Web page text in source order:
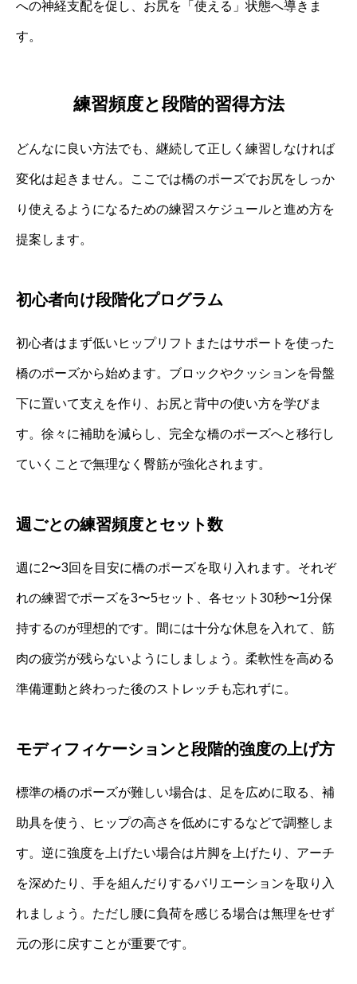
への神経支配を促し、お尻を「使える」状態へ導きま
す。
練習頻度と段階的習得方法
どんなに良い方法でも、継続して正しく練習しなければ
変化は起きません。ここでは橋のポーズでお尻をしっか
り使えるようになるための練習スケジュールと進め方を
提案します。
初心者向け段階化プログラム
初心者はまず低いヒップリフトまたはサポートを使った
橋のポーズから始めます。ブロックやクッションを骨盤
下に置いて支えを作り、お尻と背中の使い方を学びま
す。徐々に補助を減らし、完全な橋のポーズへと移行し
ていくことで無理なく臀筋が強化されます。
週ごとの練習頻度とセット数
週に2〜3回を目安に橋のポーズを取り入れます。それぞ
れの練習でポーズを3〜5セット、各セット30秒〜1分保
持するのが理想的です。間には十分な休息を入れて、筋
肉の疲労が残らないようにしましょう。柔軟性を高める
準備運動と終わった後のストレッチも忘れずに。
モディフィケーションと段階的強度の上げ方
標準の橋のポーズが難しい場合は、足を広めに取る、補
助具を使う、ヒップの高さを低めにするなどで調整しま
す。逆に強度を上げたい場合は片脚を上げたり、アーチ
を深めたり、手を組んだりするバリエーションを取り入
れましょう。ただし腰に負荷を感じる場合は無理をせず
元の形に戻すことが重要です。